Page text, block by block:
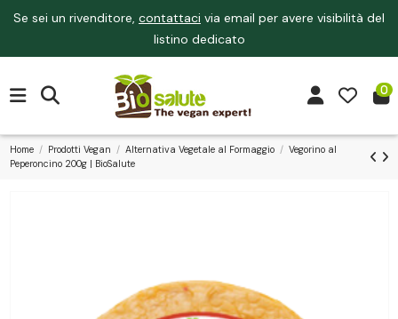
Se sei un rivenditore, contattaci via email per avere visibilità del
listino dedicato
0
Home Prodotti Vegan Alternativa Vegetale al Formaggio
Vegorino al
Peperoncino 200g | BioSalute